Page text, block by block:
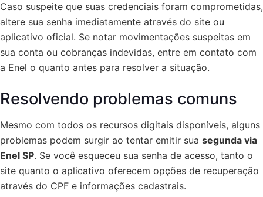
Caso suspeite que suas credenciais foram comprometidas,
altere sua senha imediatamente através do site ou
aplicativo oficial. Se notar movimentações suspeitas em
sua conta ou cobranças indevidas, entre em contato com
a Enel o quanto antes para resolver a situação.
Resolvendo problemas comuns
Mesmo com todos os recursos digitais disponíveis, alguns
problemas podem surgir ao tentar emitir sua segunda via
Enel SP. Se você esqueceu sua senha de acesso, tanto o
site quanto o aplicativo oferecem opções de recuperação
através do CPF e informações cadastrais.